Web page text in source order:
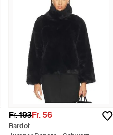
Fr. 193Fr. 56
Bardot